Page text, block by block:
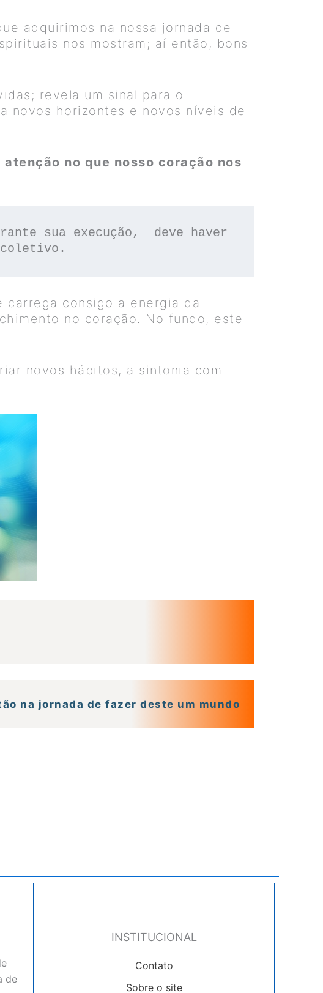
adquirimos na nossa jornada de
nos mostram; aí então, bons
revela um sinal para o
novos horizontes e novos níveis de
no que nosso coração nos
sua execução,  deve haver
coletivo.
consigo a energia da
no coração. No fundo, este
novos hábitos, a sintonia com
na jornada de fazer deste um mundo
de
INSTITUCIONAL
Contato
Sobre o site